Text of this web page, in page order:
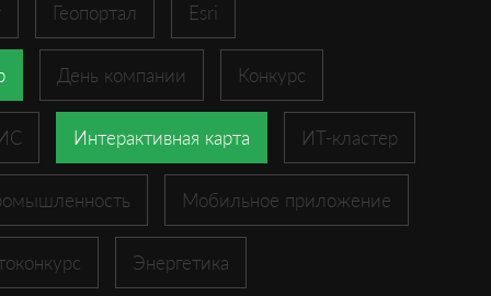
Геопортал Esri
День компании Конкурс
Интерактивная карта ИТ-кластер
Мобильное приложение
Энергетика